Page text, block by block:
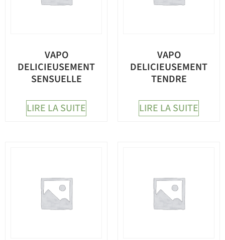
VAPO
DELICIEUSEMENT
SENSUELLE
LIRE LA SUITE
VAPO
DELICIEUSEMENT
TENDRE
LIRE LA SUITE